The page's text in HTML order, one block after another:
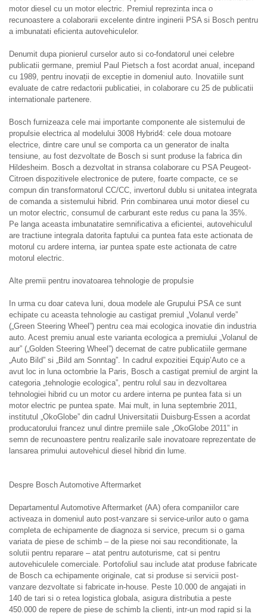
motor diesel cu un motor electric. Premiul reprezinta inca o
recunoastere a colaborarii excelente dintre inginerii PSA si Bosch pentru
a imbunatati eficienta autovehiculelor.
Denumit dupa pionierul curselor auto si co-fondatorul unei celebre
publicatii germane, premiul Paul Pietsch a fost acordat anual, incepand
cu 1989, pentru inovații de exceptie in domeniul auto. Inovatiile sunt
evaluate de catre redactorii publicatiei, in colaborare cu 25 de publicatii
internationale partenere.
Bosch furnizeaza cele mai importante componente ale sistemului de
propulsie electrica al modelului 3008 Hybrid4: cele doua motoare
electrice, dintre care unul se comporta ca un generator de inalta
tensiune, au fost dezvoltate de Bosch si sunt produse la fabrica din
Hildesheim. Bosch a dezvoltat in stransa colaborare cu PSA Peugeot-
Citroen dispozitivele electronice de putere, foarte compacte, ce se
compun din transformatorul CC/CC, invertorul dublu si unitatea integrata
de comanda a sistemului hibrid. Prin combinarea unui motor diesel cu
un motor electric, consumul de carburant este redus cu pana la 35%.
Pe langa aceasta imbunatatire semnificativa a eficientei, autovehiculul
are tractiune integrala datorita faptului ca puntea fata este actionata de
motorul cu ardere interna, iar puntea spate este actionata de catre
motorul electric.
Alte premii pentru inovatoarea tehnologie de propulsie
In urma cu doar cateva luni, doua modele ale Grupului PSA ce sunt
echipate cu aceasta tehnologie au castigat premiul „Volanul verde”
(„Green Steering Wheel”) pentru cea mai ecologica inovatie din industria
auto. Acest premiu anual este varianta ecologica a premiului „Volanul de
aur” („Golden Steering Wheel”) decernat de catre publicatiile germane
„Auto Bild” si „Bild am Sonntag”. In cadrul expozitiei Equip’Auto ce a
avut loc in luna octombrie la Paris, Bosch a castigat premiul de argint la
categoria „tehnologie ecologica”, pentru rolul sau in dezvoltarea
tehnologiei hibrid cu un motor cu ardere interna pe puntea fata si un
motor electric pe puntea spate. Mai mult, in luna septembrie 2011,
institutul „OkoGlobe” din cadrul Universitatii Duisburg-Essen a acordat
producatorului francez unul dintre premiile sale „OkoGlobe 2011” in
semn de recunoastere pentru realizarile sale inovatoare reprezentate de
lansarea primului autovehicul diesel hibrid din lume.
Despre Bosch Automotive Aftermarket
Departamentul Automotive Aftermarket (AA) ofera companiilor care
activeaza in domeniul auto post-vanzare si service-urilor auto o gama
completa de echipamente de diagnoza si service, precum si o gama
variata de piese de schimb – de la piese noi sau reconditionate, la
solutii pentru reparare – atat pentru autoturisme, cat si pentru
autovehiculele comerciale. Portofoliul sau include atat produse fabricate
de Bosch ca echipamente originale, cat si produse si servicii post-
vanzare dezvoltate si fabricate in-house. Peste 10.000 de angajati in
140 de tari si o retea logistica globala, asigura distributia a peste
450.000 de repere de piese de schimb la clienti, intr-un mod rapid si la